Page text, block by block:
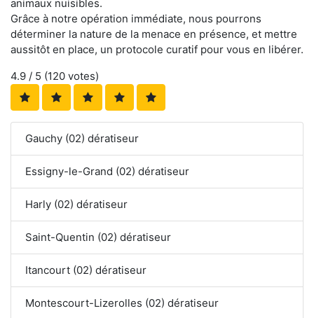
animaux nuisibles.
Grâce à notre opération immédiate, nous pourrons
déterminer la nature de la menace en présence, et mettre
aussitôt en place, un protocole curatif pour vous en libérer.
4.9 / 5 (120 votes)
Gauchy (02) dératiseur
Essigny-le-Grand (02) dératiseur
Harly (02) dératiseur
Saint-Quentin (02) dératiseur
Itancourt (02) dératiseur
Montescourt-Lizerolles (02) dératiseur